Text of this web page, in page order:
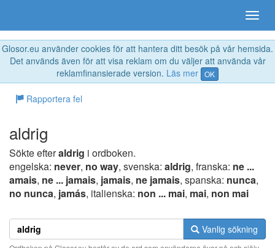
Glosor.eu använder cookies för att hantera ditt besök på vår hemsida.
Det används även för att visa reklam om du väljer att använda vår
reklamfinansierade version. Läs mer OK
Rapportera fel
aldrig
Sökte efteraldrig i ordboken.
engelska: never, no way, svenska: aldrig, franska: ne ...
amais, ne ... jamais, jamais, ne jamais, spanska: nunca,
no nunca, jamás, italienska: non ... mai, mai, non mai
Vanlig sökning